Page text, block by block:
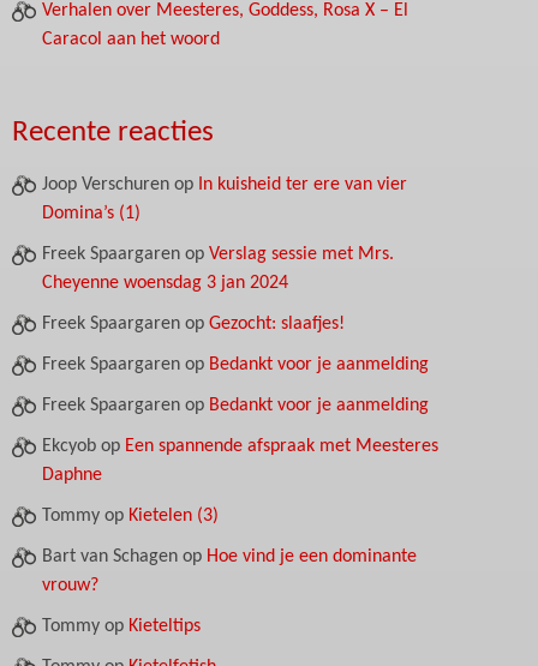
Verhalen over Meesteres, Goddess, Rosa X – El
Caracol aan het woord
Recente reacties
Joop Verschuren op In kuisheid ter ere van vier
Domina’s (1)
Freek Spaargaren op Verslag sessie met Mrs.
Cheyenne woensdag 3 jan 2024
Freek Spaargaren op Gezocht: slaafjes!
Freek Spaargaren op Bedankt voor je aanmelding
Freek Spaargaren op Bedankt voor je aanmelding
Ekcyob op Een spannende afspraak met Meesteres
Daphne
Tommy op Kietelen (3)
Bart van Schagen op Hoe vind je een dominante
vrouw?
Tommy op Kieteltips